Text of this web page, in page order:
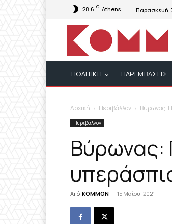
28.6 C Athens Παρασκευή,
ΠΟΛΙΤΙΚΗ ΠΑΡΕΜΒΑΣΕΙΣ
Αρχική Περιβάλλον Βύρωνας:
Περιβάλλον
Βύρωνας:
Από KOMMON - 15 Μαΐου, 2021